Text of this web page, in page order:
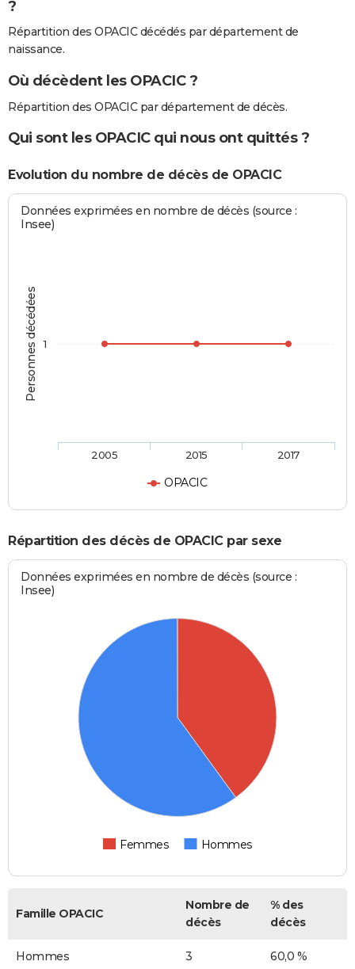
?
Répartition des OPACIC décédés par département de
naissance.
Où décèdent les OPACIC ?
Répartition des OPACIC par département de décès.
Qui sont les OPACIC qui nous ont quittés ?
Evolution du nombre de décès de OPACIC
Personnes décédées
Données exprimées en nombre de décès (source :
Insee)
OPACIC
2005 2015 2017
1
Répartition des décès de OPACIC par sexe
Données exprimées en nombre de décès (source :
Insee)
Femmes Hommes
Famille OPACIC
Nombre de
décès
% des
décès
Hommes 3 60,0 %